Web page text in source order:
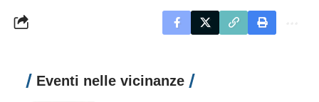
Eventi nelle vicinanze